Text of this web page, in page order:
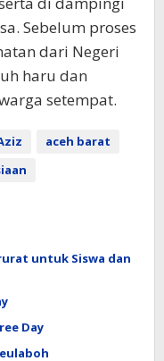
Sebelum proses
dari Negeri
haru dan
setempat.
aceh barat
untuk Siswa dan
Day